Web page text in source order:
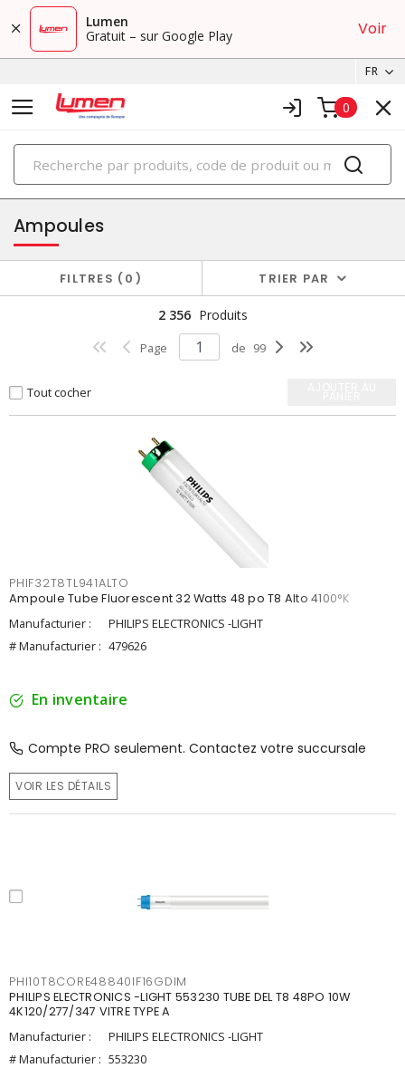
Lumen
Gratuit – sur Google Play
Voir
FR
0
PRODUITS
éclairage
Ampoules
FILTRES 0 TRIER PAR
2 356 Produits
Page de 99
Tout cocher
PHIF32T8TL941ALTO
Ampoule Tube Fluorescent 32 Watts 48 po T8 Alto 4100°K
Manufacturier :
PHILIPS ELECTRONICS -LIGHT
# Manufacturier : 479626
En inventaire
Compte PRO seulement. Contactez votre succursale
VOIR LES DÉTAILS
PHI10T8CORE48840IF16GDIM
PHILIPS ELECTRONICS -LIGHT 553230 TUBE DEL T8 48PO 10W
4K120/277/347 VITRE TYPE A
Manufacturier :
PHILIPS ELECTRONICS -LIGHT
# Manufacturier : 553230